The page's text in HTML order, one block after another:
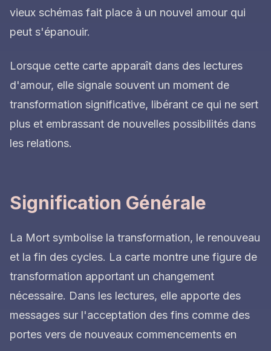
vieux schémas fait place à un nouvel amour qui
peut s'épanouir.
Lorsque cette carte apparaît dans des lectures
d'amour, elle signale souvent un moment de
transformation significative, libérant ce qui ne sert
plus et embrassant de nouvelles possibilités dans
les relations.
Signification Générale
La Mort symbolise la transformation, le renouveau
et la fin des cycles. La carte montre une figure de
transformation apportant un changement
nécessaire. Dans les lectures, elle apporte des
messages sur l'acceptation des fins comme des
portes vers de nouveaux commencements en